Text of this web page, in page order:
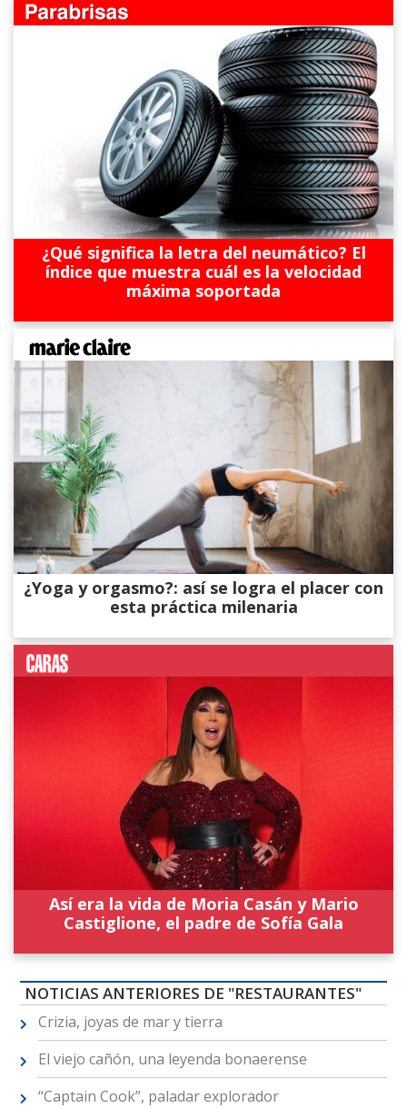
¿Qué significa la letra del neumático? El
índice que muestra cuál es la velocidad
máxima soportada
¿Yoga y orgasmo?: así se logra el placer con
esta práctica milenaria
Así era la vida de Moria Casán y Mario
Castiglione, el padre de Sofía Gala
NOTICIAS ANTERIORES DE "RESTAURANTES"
Crizia, joyas de mar y tierra
El viejo cañón, una leyenda bonaerense
“Captain Cook”, paladar explorador